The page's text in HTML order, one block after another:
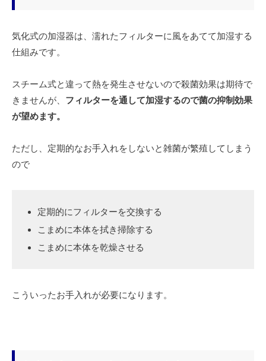
気化式の加湿器は、濡れたフィルターに風をあてて加湿する
仕組みです。
スチーム式と違って熱を発生させないので殺菌効果は期待で
きませんが、 フィルターを通して加湿するので菌の抑制効果
が望めます。
ただし、定期的なお手入れをしないと雑菌が繁殖してしまう
ので
定期的にフィルターを交換する
こまめに本体を拭き掃除する
こまめに本体を乾燥させる
こういったお手入れが必要になります。